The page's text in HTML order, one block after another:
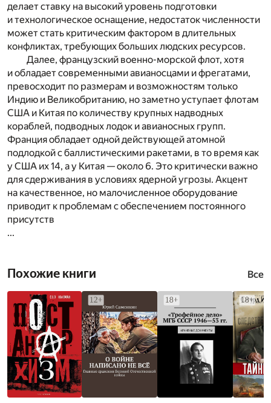
делает ставку на высокий уровень подготовки
и технологическое оснащение, недостаток численности
может стать критическим фактором в длительных
конфликтах, требующих больших людских ресурсов.
Далее, французский военно-морской флот, хотя
и обладает современными авианосцами и фрегатами,
превосходит по размерам и возможностям только
Индию и Великобританию, но заметно уступает флотам
США и Китая по количеству крупных надводных
кораблей, подводных лодок и авианосных групп.
Франция обладает одной действующей атомной
подлодкой с баллистическими ракетами, в то время как
у США их 14, а у Китая — около 6. Это критически важно
для сдерживания в условиях ядерной угрозы. Акцент
на качественное, но малочисленное оборудование
приводит к проблемам с обеспечением постоянного
присутств
...
Похожие книги Все